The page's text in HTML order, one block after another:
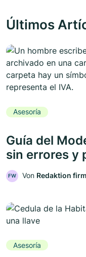
Últimos
Asesoría
Guía del
sin errores y
FW Von Redaktion
Asesoría